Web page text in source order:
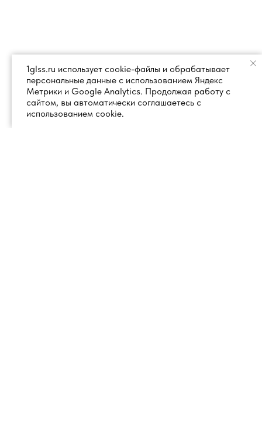
1glss.ru использует cookie-файлы и обрабатывает
персональные данные с использованием Яндекс
Метрики и Google Analytics. Продолжая работу с
сайтом, вы автоматически соглашаетесь с
использованием cookie.